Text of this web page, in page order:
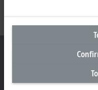
Siège social France